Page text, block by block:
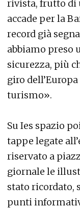
rivista, frutto di
accade per la
record già
abbiamo preso
sicurezza, più
giro
turismo».
Su Ies spazio
tappe legate
riservato a
giornale le
stato ricordato,
punti